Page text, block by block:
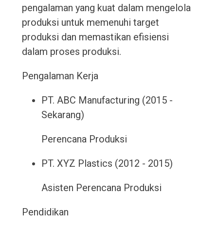
pengalaman yang kuat dalam mengelola
produksi untuk memenuhi target
produksi dan memastikan efisiensi
dalam proses produksi.
Pengalaman Kerja
PT. ABC Manufacturing (2015 -
Sekarang)
Perencana Produksi
PT. XYZ Plastics (2012 - 2015)
Asisten Perencana Produksi
Pendidikan